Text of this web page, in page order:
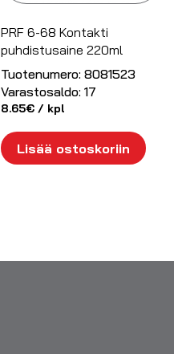
PRF 6-68 Kontakti
puhdistusaine 220ml
Tuotenumero: 8081523
Varastosaldo: 17
8.65€ / kpl
Lisää ostoskoriin